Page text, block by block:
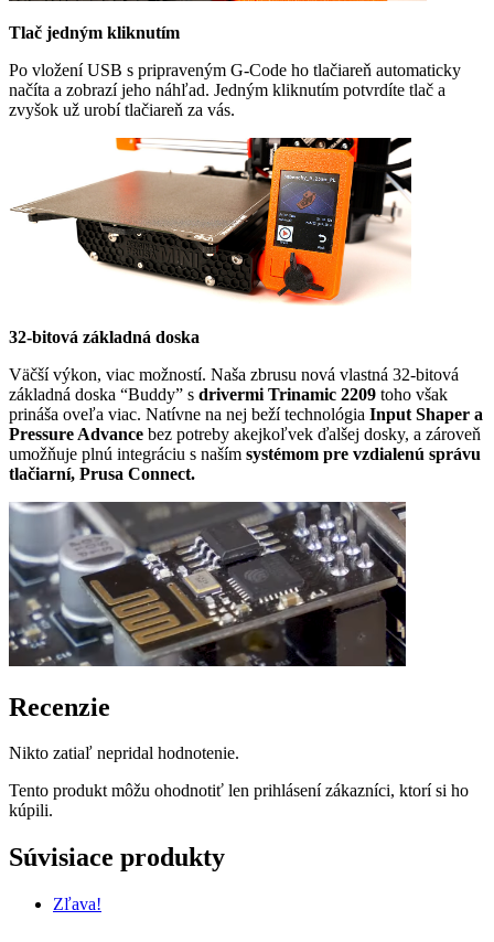
Tlač jedným kliknutím
Po vložení USB s pripraveným G-Code ho tlačiareň automaticky
načíta a zobrazí jeho náhľad. Jedným kliknutím potvrdíte tlač a
zvyšok už urobí tlačiareň za vás.
32-bitová základná doska
Väčší výkon, viac možností. Naša zbrusu nová vlastná 32-bitová
základná doska “Buddy” s drivermi Trinamic 2209 toho však
prináša oveľa viac. Natívne na nej beží technológia Input Shaper a
Pressure Advance bez potreby akejkoľvek ďalšej dosky, a zároveň
umožňuje plnú integráciu s naším systémom pre vzdialenú správu
tlačiarní, Prusa Connect.
Recenzie
Nikto zatiaľ nepridal hodnotenie.
Tento produkt môžu ohodnotiť len prihlásení zákazníci, ktorí si ho
kúpili.
Súvisiace produkty
Zľava!